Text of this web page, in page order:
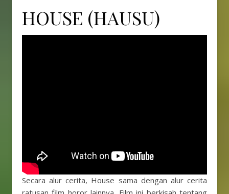
HOUSE (HAUSU)
Secara alur cerita, House sama dengan alur cerita